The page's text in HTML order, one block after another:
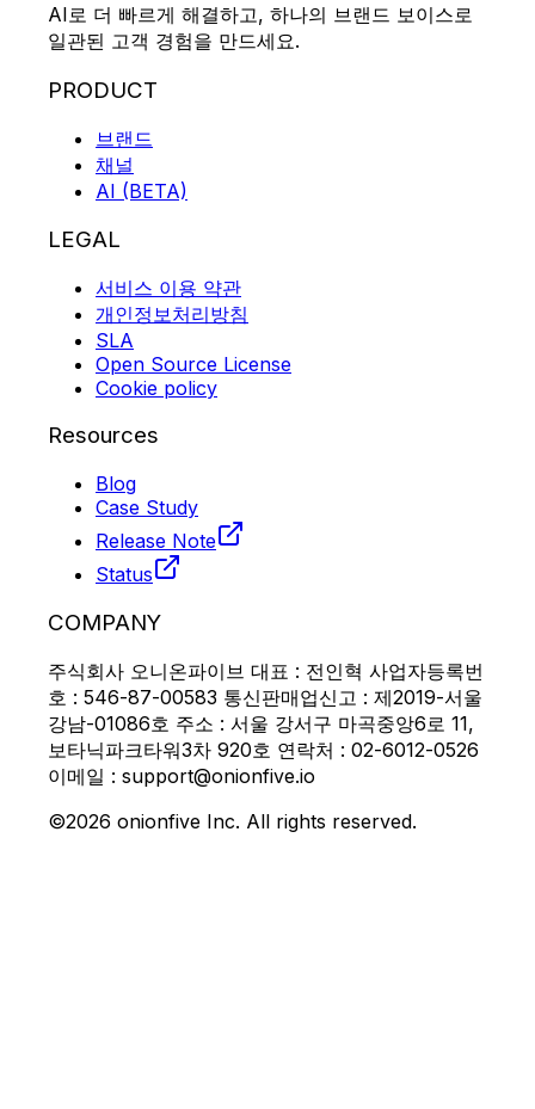
AI로 더 빠르게 해결하고, 하나의 브랜드 보이스로
일관된 고객 경험을 만드세요.
PRODUCT
브랜드
채널
AI (BETA)
LEGAL
서비스 이용 약관
개인정보처리방침
SLA
Open Source License
Cookie policy
Resources
Blog
Case Study
Release Note
Status
COMPANY
주식회사 오니온파이브 대표 : 전인혁 사업자등록번
호 : 546-87-00583 통신판매업신고 : 제2019-서울
강남-01086호 주소 : 서울 강서구 마곡중앙6로 11,
보타닉파크타워3차 920호 연락처 : 02-6012-0526
이메일 : support@onionfive.io
©2026 onionfive Inc. All rights reserved.